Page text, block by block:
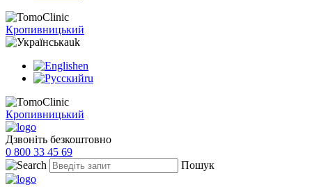
Кропивницький
uk
en
ru
Кропивницький
Дзвоніть безкоштовно
0 800 33 45 69
Пошук